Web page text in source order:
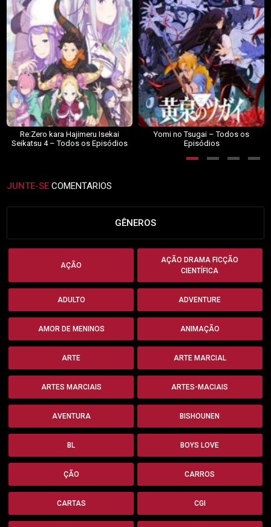
Re:Zero kara Hajimeru Isekai
Seikatsu 4 – Todos os Episódios
Yomi no Tsugai – Todos os
Episódios
JUNTE-SE COMENTARIOS
GÊNEROS
AÇÃO
AÇÃO DRAMA FICÇÃO
CIENTÍFICA
ADULTO ADVENTURE
AMOR DE MENINOS ANIMAÇÃO
ARTE ARTE MARCIAL
ARTES MARCIAIS ARTES-MACIAIS
AVENTURA BISHOUNEN
BL BOYS LOVE
ÇÃO CARROS
CARTAS CGI